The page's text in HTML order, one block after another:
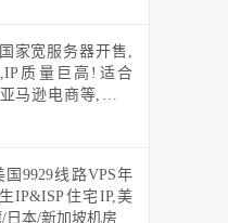
家宽服务器开售,
,IP质量巨高!适合
马逊电商等,支持
国9929线路VPS年
IP&ISP住宅IP,美
日本/新加坡机房